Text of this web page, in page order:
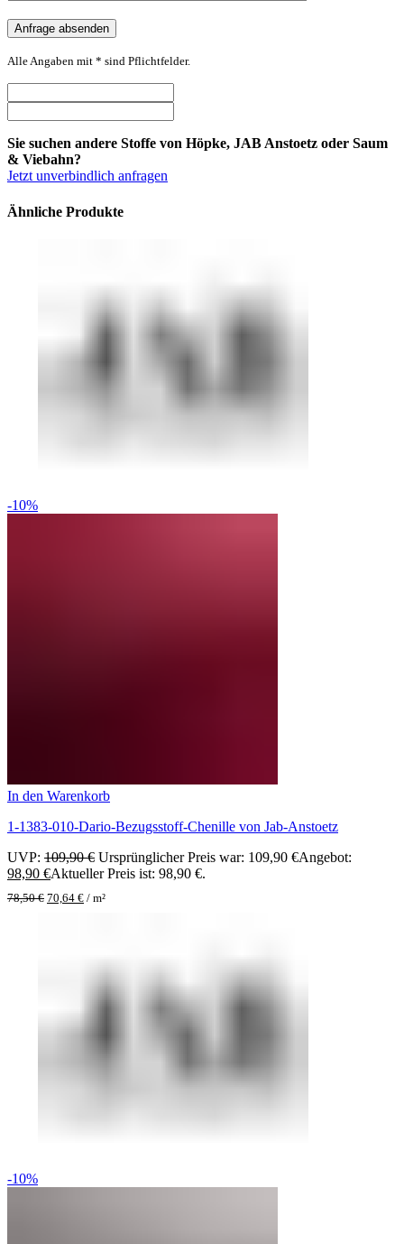
Alle Angaben mit * sind Pflichtfelder.
Sie suchen andere Stoffe von Höpke, JAB Anstoetz oder Saum
& Viebahn?
Jetzt unverbindlich anfragen
Ähnliche Produkte
-10%
In den Warenkorb
1-1383-010-Dario-Bezugsstoff-Chenille von Jab-Anstoetz
UVP: 109,90€ Ursprünglicher Preis war: 109,90 €Angebot:
98,90 €Aktueller Preis ist: 98,90 €.
78,50€ 70,64 € / m²
-10%